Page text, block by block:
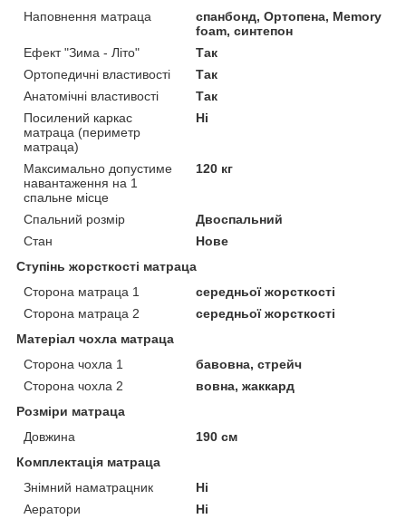
Наповнення матраца
спанбонд, Ортопена, Memory
foam, синтепон
Ефект "Зима - Літо"
Так
Ортопедичні властивості
Так
Анатомічні властивості
Так
Посилений каркас
матраца (периметр
матраца)
Ні
Максимально допустиме
навантаження на 1
спальне місце
120 кг
Спальний розмір
Двоспальний
Стан
Нове
Ступінь жорсткості матраца
Сторона матраца 1
середньої жорсткості
Сторона матраца 2
середньої жорсткості
Матеріал чохла матраца
Сторона чохла 1
бавовна, стрейч
Сторона чохла 2
вовна, жаккард
Розміри матраца
Довжина
190 см
Комплектація матраца
Знімний наматрацник
Ні
Аератори
Ні